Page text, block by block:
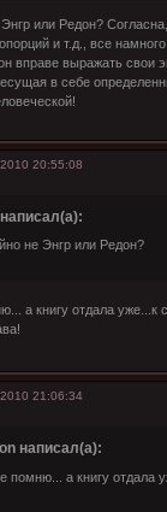
или Редон?
и т.д., все
вправе выражать свои
в себе
20:55:08
не Энгр или Редон?
а книгу отдала
21:06:34
написал(а):
помню... а книгу отдала